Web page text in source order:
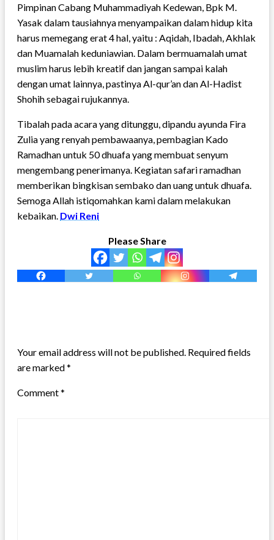
Pimpinan Cabang Muhammadiyah Kedewan, Bpk M.
Yasak dalam tausiahnya menyampaikan dalam hidup kita
harus memegang erat 4 hal, yaitu : Aqidah, Ibadah, Akhlak
dan Muamalah keduniawian. Dalam bermuamalah umat
muslim harus lebih kreatif dan jangan sampai kalah
dengan umat lainnya, pastinya Al-qur’an dan Al-Hadist
Shohih sebagai rujukannya.
Tibalah pada acara yang ditunggu, dipandu ayunda Fira
Zulia yang renyah pembawaanya, pembagian Kado
Ramadhan untuk 50 dhuafa yang membuat senyum
mengembang penerimanya. Kegiatan safari ramadhan
memberikan bingkisan sembako dan uang untuk dhuafa.
Semoga Allah istiqomahkan kami dalam melakukan
kebaikan. Dwi Reni
Please Share
Your email address will not be published. Required fields
are marked*
Comment*